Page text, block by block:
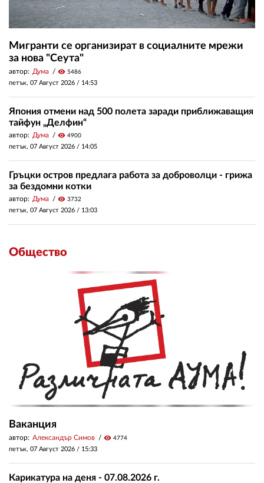
Мигранти се организират в социалните мрежи
за нова "Сеута"
автор: Дума visibility 5486
петък, 07 Август 2026 / 14:53
Япония отмени над 500 полета заради приближаващия
тайфун „Делфин“
автор: Дума visibility 4900
петък, 07 Август 2026 / 14:05
Гръцки остров предлага работа за доброволци - грижа
за бездомни котки
автор: Дума visibility 3732
петък, 07 Август 2026 / 13:03
Общество
Ваканция
автор: Александър Симов visibility 4774
петък, 07 Август 2026 / 15:33
Карикатура на деня - 07.08.2026 г.